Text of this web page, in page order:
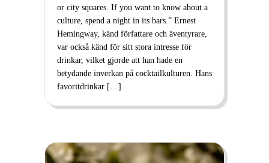
or city squares. If you want to know about a
culture, spend a night in its bars.” Ernest
Hemingway, känd författare och äventyrare,
var också känd för sitt stora intresse för
drinkar, vilket gjorde att han hade en
betydande inverkan på cocktailkulturen. Hans
favoritdrinkar […]